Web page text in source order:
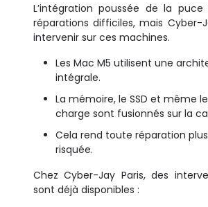
L’intégration poussée de la
réparations difficiles, mais Cyber-
intervenir sur ces machines.
Les Mac M5 utilisent une
intégrale.
La mémoire, le SSD et même
charge sont fusionnés sur la
Cela rend toute réparation
risquée.
Chez Cyber-Jay Paris, des
sont déjà disponibles :